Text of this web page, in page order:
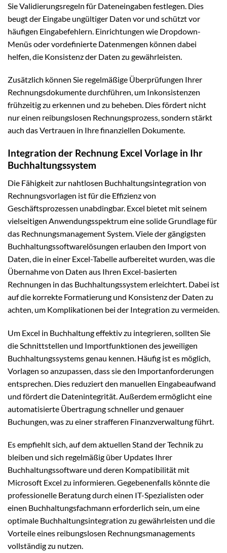
Sie Validierungsregeln für Dateneingaben festlegen. Dies
beugt der Eingabe ungültiger Daten vor und schützt vor
häufigen Eingabefehlern. Einrichtungen wie Dropdown-
Menüs oder vordefinierte Datenmengen können dabei
helfen, die Konsistenz der Daten zu gewährleisten.
Zusätzlich können Sie regelmäßige Überprüfungen Ihrer
Rechnungsdokumente durchführen, um Inkonsistenzen
frühzeitig zu erkennen und zu beheben. Dies fördert nicht
nur einen reibungslosen Rechnungsprozess, sondern stärkt
auch das Vertrauen in Ihre finanziellen Dokumente.
Integration der Rechnung Excel Vorlage in Ihr
Buchhaltungssystem
Die Fähigkeit zur nahtlosen Buchhaltungsintegration von
Rechnungsvorlagen ist für die Effizienz von
Geschäftsprozessen unabdingbar. Excel bietet mit seinem
vielseitigen Anwendungsspektrum eine solide Grundlage für
das Rechnungsmanagement System. Viele der gängigsten
Buchhaltungssoftwarelösungen erlauben den Import von
Daten, die in einer Excel-Tabelle aufbereitet wurden, was die
Übernahme von Daten aus Ihren Excel-basierten
Rechnungen in das Buchhaltungssystem erleichtert. Dabei ist
auf die korrekte Formatierung und Konsistenz der Daten zu
achten, um Komplikationen bei der Integration zu vermeiden.
Um Excel in Buchhaltung effektiv zu integrieren, sollten Sie
die Schnittstellen und Importfunktionen des jeweiligen
Buchhaltungssystems genau kennen. Häufig ist es möglich,
Vorlagen so anzupassen, dass sie den Importanforderungen
entsprechen. Dies reduziert den manuellen Eingabeaufwand
und fördert die Datenintegrität. Außerdem ermöglicht eine
automatisierte Übertragung schneller und genauer
Buchungen, was zu einer strafferen Finanzverwaltung führt.
Es empfiehlt sich, auf dem aktuellen Stand der Technik zu
bleiben und sich regelmäßig über Updates Ihrer
Buchhaltungssoftware und deren Kompatibilität mit
Microsoft Excel zu informieren. Gegebenenfalls könnte die
professionelle Beratung durch einen IT-Spezialisten oder
einen Buchhaltungsfachmann erforderlich sein, um eine
optimale Buchhaltungsintegration zu gewährleisten und die
Vorteile eines reibungslosen Rechnungsmanagements
vollständig zu nutzen.